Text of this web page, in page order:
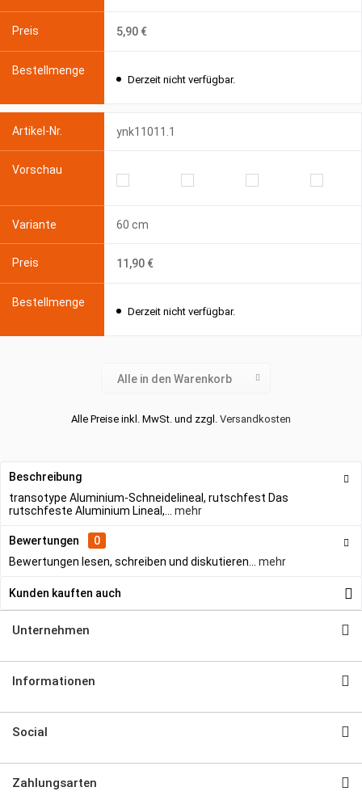
5,90 €
Derzeit nicht verfügbar.
ynk11011.1
60 cm
11,90 €
Derzeit nicht verfügbar.
Alle Preise inkl. MwSt. und zzgl. Versandkosten
Alle in den Warenkorb
Beschreibung
transotype Aluminium-Schneidelineal, rutschfest Das
rutschfeste Aluminium Lineal,...
mehr
Bewertungen
0
Bewertungen lesen, schreiben und diskutieren...
mehr
Kunden kauften auch
Unternehmen
Informationen
Social
Zahlungsarten